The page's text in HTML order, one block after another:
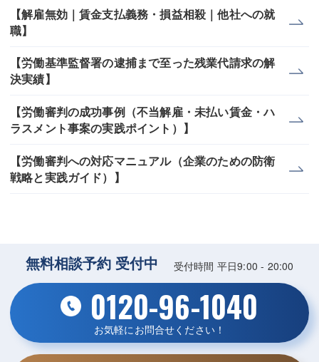
【解雇無効｜賃金支払義務・損益相殺｜他社への就
職】
【労働基準監督署の逮捕まで至った残業代請求の解
決実績】
【労働審判の成功事例（不当解雇・未払い賃金・ハ
ラスメント事案の実践ポイント）】
【労働審判への対応マニュアル（企業のための防衛
戦略と実践ガイド）】
無料相談予約 受付中 受付時間 平日9:00 - 20:00
0120-96-1040
お気軽にお問合せください！